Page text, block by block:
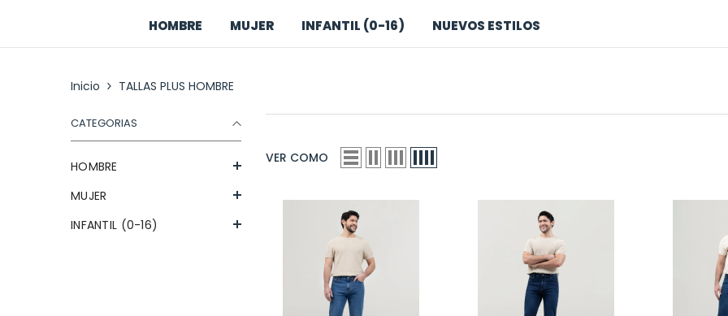
HOMBRE MUJER INFANTIL (0-16) NUEVOS ESTILOS
Inicio TALLAS PLUS HOMBRE
CATEGORIAS
HOMBRE
MUJER
INFANTIL (0-16)
VER COMO